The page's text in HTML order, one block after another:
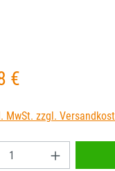
€
MwSt. zzgl.
Anzahl: Gib